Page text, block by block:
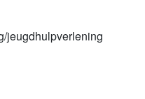
jeugdhulpverlening